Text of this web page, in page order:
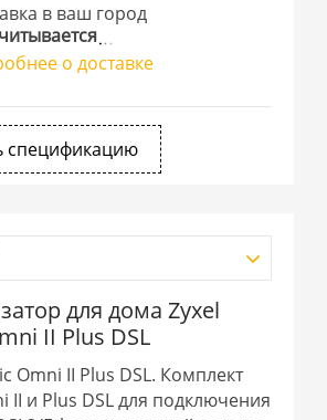
в ваш город
о доставке
спецификацию
для дома Zyxel
II Plus DSL
Omni II Plus DSL. Комплект
II и Plus DSL для подключения